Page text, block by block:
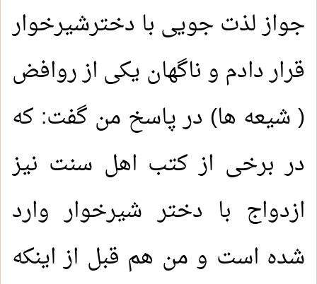
جواز لذت جویی با دخترشیرخوار
قرار دادم و ناگهان یکی از روافض
( شیعه ها) در پاسخ من گفت: که
در برخی از کتب اهل سنت نیز
ازدواج با دختر شیرخوار وارد
شده است و من هم قبل از اینکه